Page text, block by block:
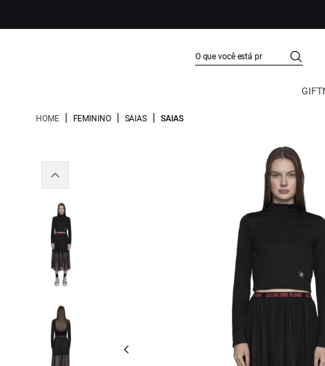
GIFT
HOME | FEMININO | SAIAS | SAIAS